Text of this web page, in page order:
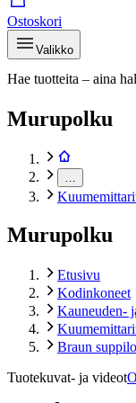
Ostoskori
Valikko
Hae tuotteita – aina
Murupolku
Murupolku
Etusivu
Kodinkoneet
Kauneuden-
Braun
Tuotekuvat- ja videot